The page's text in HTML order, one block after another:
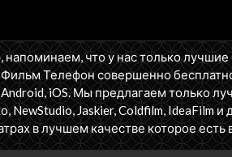
что у нас только
Телефон совершенно
iOS. Мы предлагаем только
NewStudio, Jaskier, Coldfilm, IdeaFilm
в лучшем качестве которое есть